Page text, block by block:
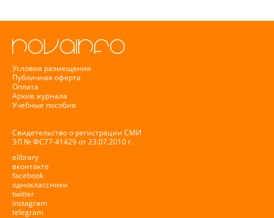
Условия размещения
Публичная оферта
Оплата
Архив журнала
Учебные пособия
Свидетельство о регистрации СМИ
ЭЛ № ФС77-41429 от 23.07.2010 г.
elibrary
вконтакте
facebook
одноклассники
twitter
instagram
telegram